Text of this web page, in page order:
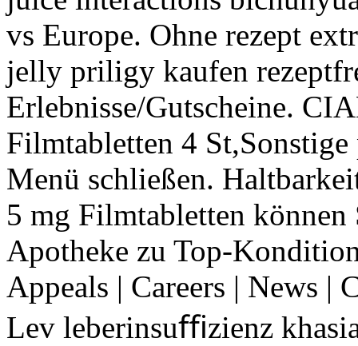
vs Europe. Ohne rezept
jelly priligy kaufen
Erlebnisse/Gutscheine.
Filmtabletten 4
Menü schließen.
5 mg Filmtabletten können
Apotheke zu Top-
Appeals | Careers | News |
Lev leberinsuﬃzienz